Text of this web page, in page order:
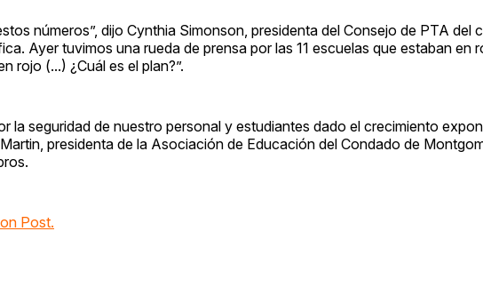
números”, dijo Cynthia Simonson, presidenta del Consejo de PTA del
Ayer tuvimos una rueda de prensa por las 11 escuelas que estaban en
rojo (...) ¿Cuál es el plan?”.
la seguridad de nuestro personal y estudiantes dado el crecimiento
presidenta de la Asociación de Educación del Condado de
Post.